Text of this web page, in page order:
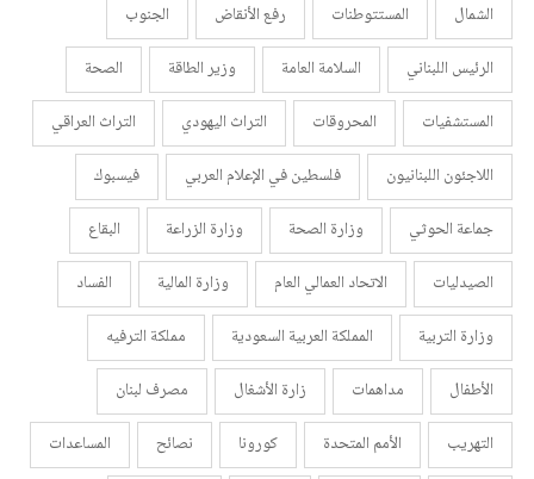
الشمال
المستتوطنات رفع الأنقاض
الجنوب
الرئيس اللبناني
السلامة العامة وزير الطاقة
الصحة
المستشفيات
المحروقات التراث اليهودي
التراث العراقي
اللاجئون اللبنانيون
فلسطين في الإعلام العربي
فيسبوك
جماعة الحوثي
وزارة الصحة وزارة الزراعة
البقاع
الصيدليات
الاتحاد العمالي العام وزارة المالية
الفساد
وزارة التربية
المملكة العربية السعودية
مملكة الترفيه
الأطفال
مداهمات زارة الأشغال
مصرف لبنان
التهريب
الأمم المتحدة كورونا نصائح
المساعدات